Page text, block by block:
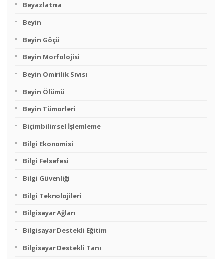
Beyazlatma
Beyin
Beyin Göçü
Beyin Morfolojisi
Beyin Omirilik Sıvısı
Beyin Ölümü
Beyin Tümorleri
Biçimbilimsel İşlemleme
Bilgi Ekonomisi
Bilgi Felsefesi
Bilgi Güvenliği
Bilgi Teknolojileri
Bilgisayar Ağları
Bilgisayar Destekli Eğitim
Bilgisayar Destekli Tanı